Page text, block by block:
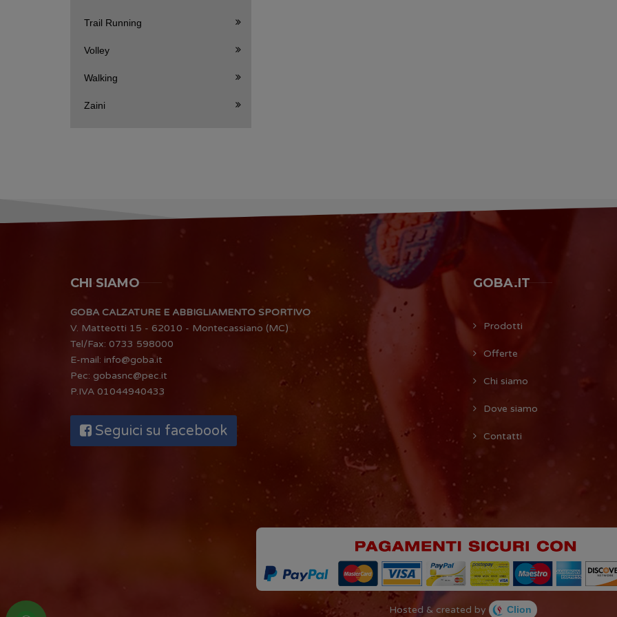
Trail Running
Volley
Walking
Zaini
CHI SIAMO
GOBA CALZATURE E ABBIGLIAMENTO SPORTIVO
V. Matteotti 15 - 62010 - Montecassiano (MC)
Tel/Fax: 0733 598000
E-mail: info@goba.it
Pec: gobasnc@pec.it
P.IVA 01044940433
Seguici su facebook
GOBA.IT
Prodotti
Offerte
Chi siamo
Dove siamo
Contatti
Hosted & created by Clion